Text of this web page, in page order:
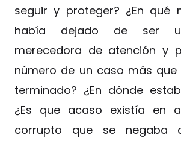
seguir y proteger? ¿En qué
había dejado de ser
merecedora de atención y
número de un caso más
terminado? ¿En dónde
¿Es que acaso existía en
corrupto que se